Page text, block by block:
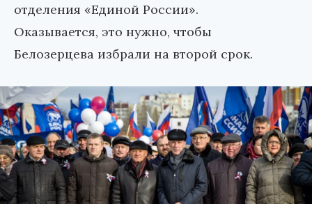
отделения «Единой России».
Оказывается, это нужно, чтобы
Белозерцева избрали на второй срок.